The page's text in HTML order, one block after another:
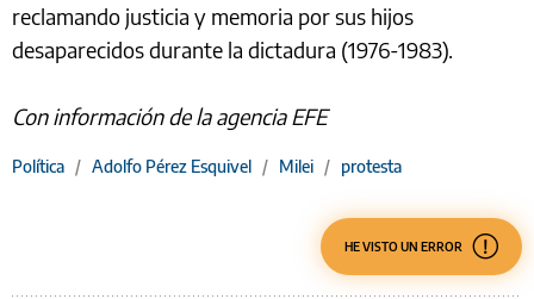
reclamando justicia y memoria por sus hijos
desaparecidos durante la dictadura (1976-1983).
Con información de la agencia EFE
Política / Adolfo Pérez Esquivel / Milei / protesta
HE VISTO UN ERROR